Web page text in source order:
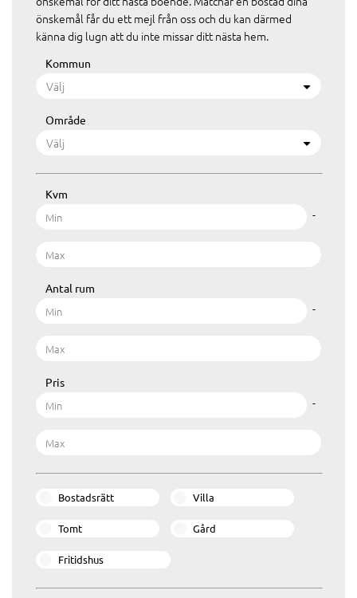
önskemål får du ett mejl från oss och du kan därmed
känna dig lugn att du inte missar ditt nästa hem.
Kommun
Välj
Område
Välj
Kvm
-
Antal rum
-
Pris
-
Bostadsrätt Villa
Tomt Gård
Fritidshus